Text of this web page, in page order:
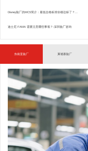
Disney验厂的MCS简介：最低合格标准你都达标了？...
迪士尼 FAMA 需要注意哪些事项？-深圳验厂咨询
东南亚验厂 柬埔寨验厂